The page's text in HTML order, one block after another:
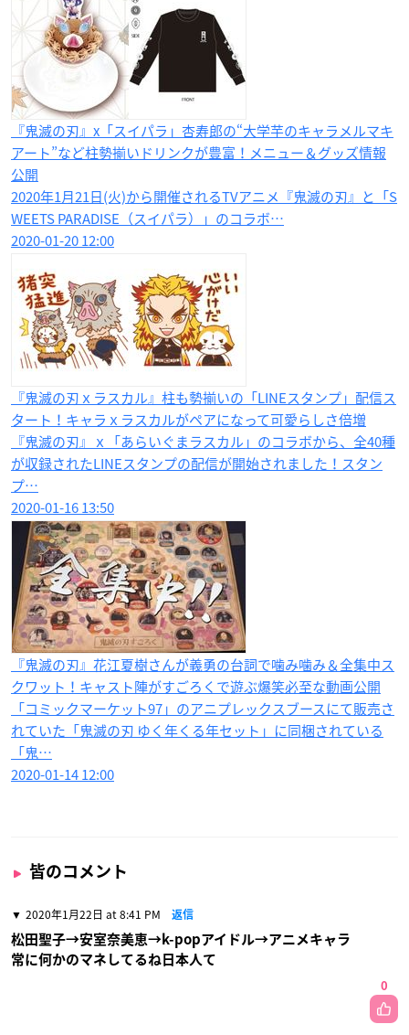
『鬼滅の刃』x「スイパラ」杏寿郎の“大学芋のキャラメルマキ
アート”など柱勢揃いドリンクが豊富！メニュー＆グッズ情報
公開
2020年1月21日(火)から開催されるTVアニメ『鬼滅の刃』と「S
WEETS PARADISE（スイパラ）」のコラボ…
2020-01-20 12:00
『鬼滅の刃ｘラスカル』柱も勢揃いの「LINEスタンプ」配信ス
タート！キャラｘラスカルがペアになって可愛らしさ倍増
『鬼滅の刃』ｘ「あらいぐまラスカル」のコラボから、全40種
が収録されたLINEスタンプの配信が開始されました！スタン
プ…
2020-01-16 13:50
『鬼滅の刃』花江夏樹さんが義勇の台詞で噛み噛み＆全集中ス
クワット！キャスト陣がすごろくで遊ぶ爆笑必至な動画公開
「コミックマーケット97」のアニプレックスブースにて販売さ
れていた「鬼滅の刃 ゆく年くる年セット」に同梱されている
「鬼…
2020-01-14 12:00
皆のコメント
2020年1月22日 at 8:41 PM 返信
松田聖子→安室奈美恵→k-popアイドル→アニメキャラ
常に何かのマネしてるね日本人て
0